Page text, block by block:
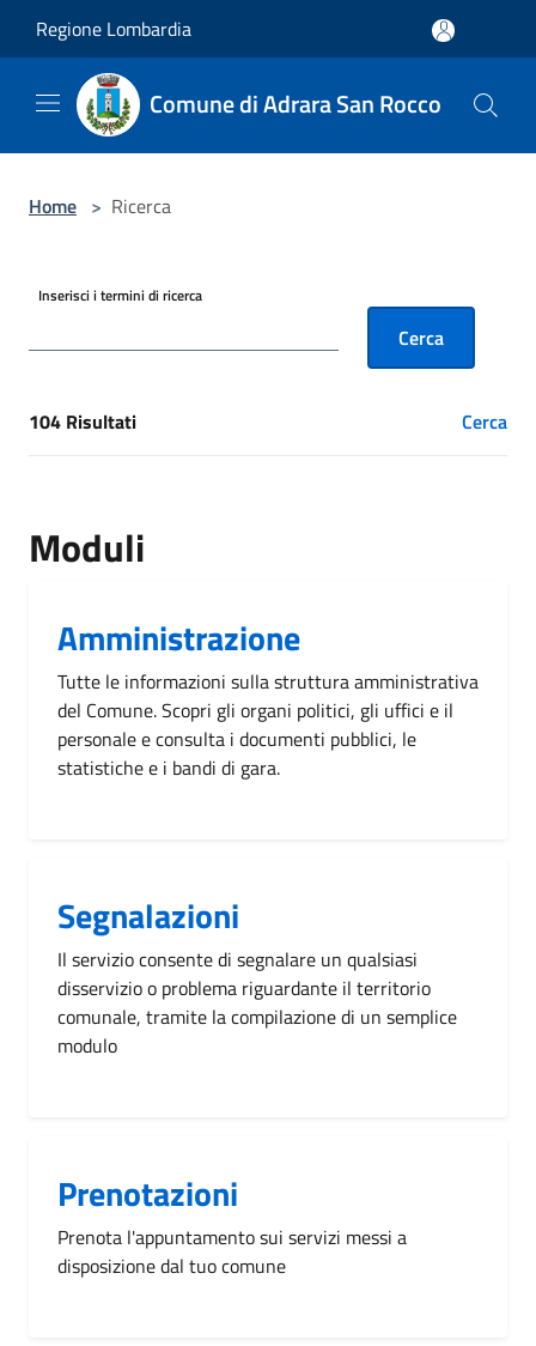
Regione Lombardia
Comune di Adrara San Rocco
Home > Ricerca
Inserisci i termini di ricerca
Cerca
[results] Risultati
104 Risultati Cerca
Moduli
Amministrazione
Tutte le informazioni sulla struttura amministrativa
del Comune. Scopri gli organi politici, gli uffici e il
personale e consulta i documenti pubblici, le
statistiche e i bandi di gara.
Segnalazioni
Il servizio consente di segnalare un qualsiasi
disservizio o problema riguardante il territorio
comunale, tramite la compilazione di un semplice
modulo
Prenotazioni
Prenota l'appuntamento sui servizi messi a
disposizione dal tuo comune